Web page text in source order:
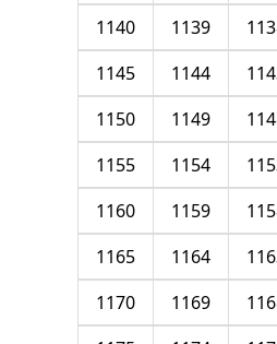
1139
1140
1144
1145
1149
1150
1154
1155
1159
1160
1164
1165
1169
1170